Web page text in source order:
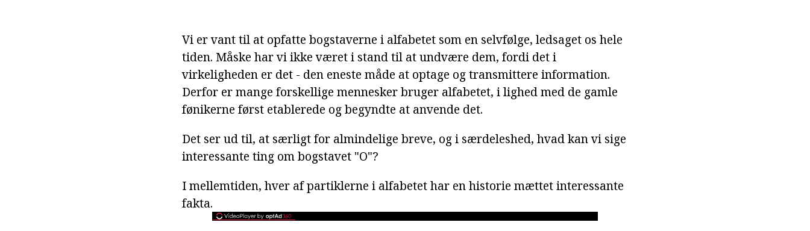
Vi er vant til at opfatte bogstaverne i alfabetet som en selvfølge, ledsaget os hele
tiden. Måske har vi ikke været i stand til at undvære dem, fordi det i
virkeligheden er det - den eneste måde at optage og transmittere information.
Derfor er mange forskellige mennesker bruger alfabetet, i lighed med de gamle
fønikerne først etablerede og begyndte at anvende det.
Det ser ud til, at særligt for almindelige breve, og i særdeleshed, hvad kan vi sige
interessante ting om bogstavet "O"?
I mellemtiden, hver af partiklerne i alfabetet har en historie mættet interessante
fakta.